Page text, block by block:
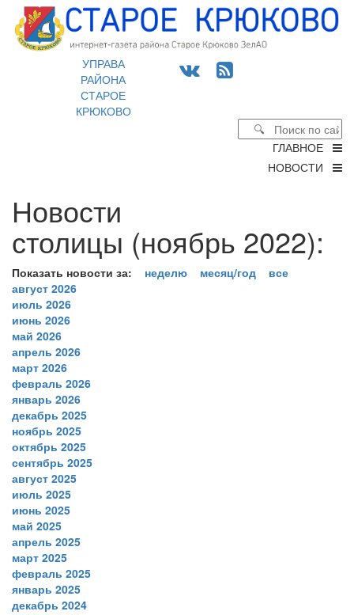
УПРАВА
РАЙОНА
СТАРОЕ
КРЮКОВО
ГЛАВНОЕ
НОВОСТИ
Новости
столицы (ноябрь 2022):
Показать новости за: неделю месяц/год
все
август 2026
июль 2026
июнь 2026
май 2026
апрель 2026
март 2026
февраль 2026
январь 2026
декабрь 2025
ноябрь 2025
октябрь 2025
сентябрь 2025
август 2025
июль 2025
июнь 2025
май 2025
апрель 2025
март 2025
февраль 2025
январь 2025
декабрь 2024